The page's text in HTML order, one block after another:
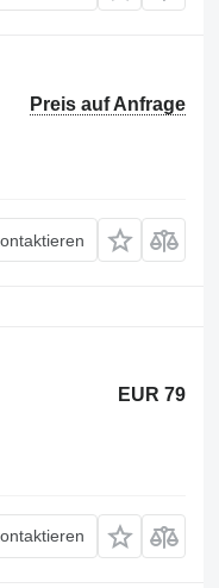
Preis auf Anfrage
EUR 79